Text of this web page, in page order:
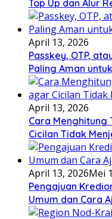
Top Up dan Alur
April 13, 2026
Passkey, OTP,
Paling Aman
April 13, 2026
Cara Menghitung
Cicilan Tidak
April 13, 2026Mei
Pengajuan
Umum dan Cara